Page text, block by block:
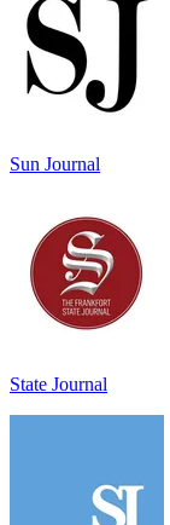
Sun Journal
State Journal